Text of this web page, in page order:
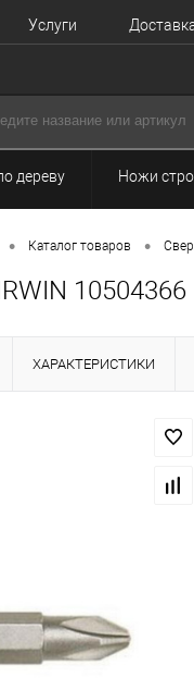
Услуги
дереву Ножи
• Каталог товаров •
10504366
ХАРАКТЕРИСТИКИ